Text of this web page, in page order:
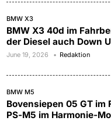
BMW X3
BMW X3 40d im
der Diesel auch Down
June 19, 2026 Redaktion
BMW M5
Bovensiepen 05 GT
PS-M5 im Harmonie-